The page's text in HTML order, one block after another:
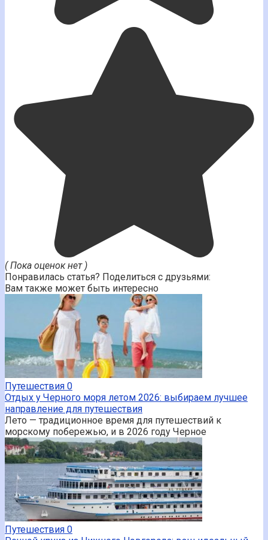
( Пока оценок нет )
Понравилась статья? Поделиться с друзьями:
Вам также может быть интересно
Путешествия 0
Отдых у Черного моря летом 2026: выбираем лучшее
направление для путешествия
Лето — традиционное время для путешествий к
морскому побережью, и в 2026 году Черное
Путешествия 0